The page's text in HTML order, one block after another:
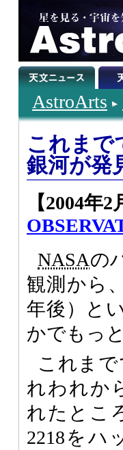
AstroArts
これまで
銀河が発
【2004年2
NASAの
観測から
年後）と
かでもっ
これま
れわれか
れたとこ
2218をハ